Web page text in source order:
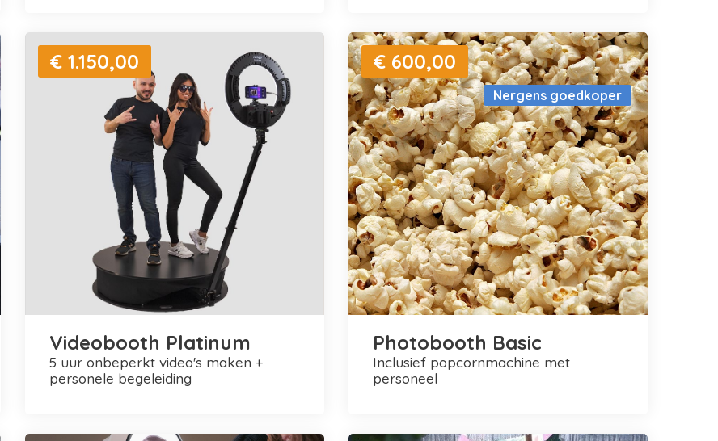
€ 1.150,00
Videobooth Platinum
5 uur onbeperkt video's maken +
personele begeleiding
Nergens goedkoper
€ 600,00
Photobooth Basic
inclusief popcornmachine met
personeel